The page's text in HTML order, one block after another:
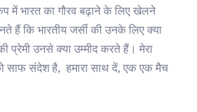
में भारत का गौरव बढ़ाने के लिए खेलने
हैं कि भारतीय जर्सी की उनके लिए क्या
प्रेमी उनसे क्या उम्मीद करते हैं। मेरा
साफ संदेश है, हमारा साथ दें, एक एक मैच